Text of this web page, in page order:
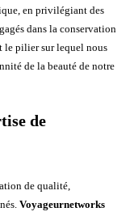
en privilégiant des
dans la conservation
le pilier sur lequel nous
de la beauté de notre
de
de qualité,
Voyageurnetworks